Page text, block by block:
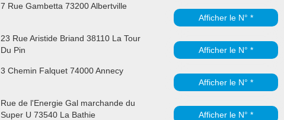
7 Rue Gambetta 73200 Albertville
Afficher le N° *
23 Rue Aristide Briand 38110 La Tour
Du Pin
Afficher le N° *
3 Chemin Falquet 74000 Annecy
Afficher le N° *
Rue de l'Energie Gal marchande du
Super U 73540 La Bathie
Afficher le N° *